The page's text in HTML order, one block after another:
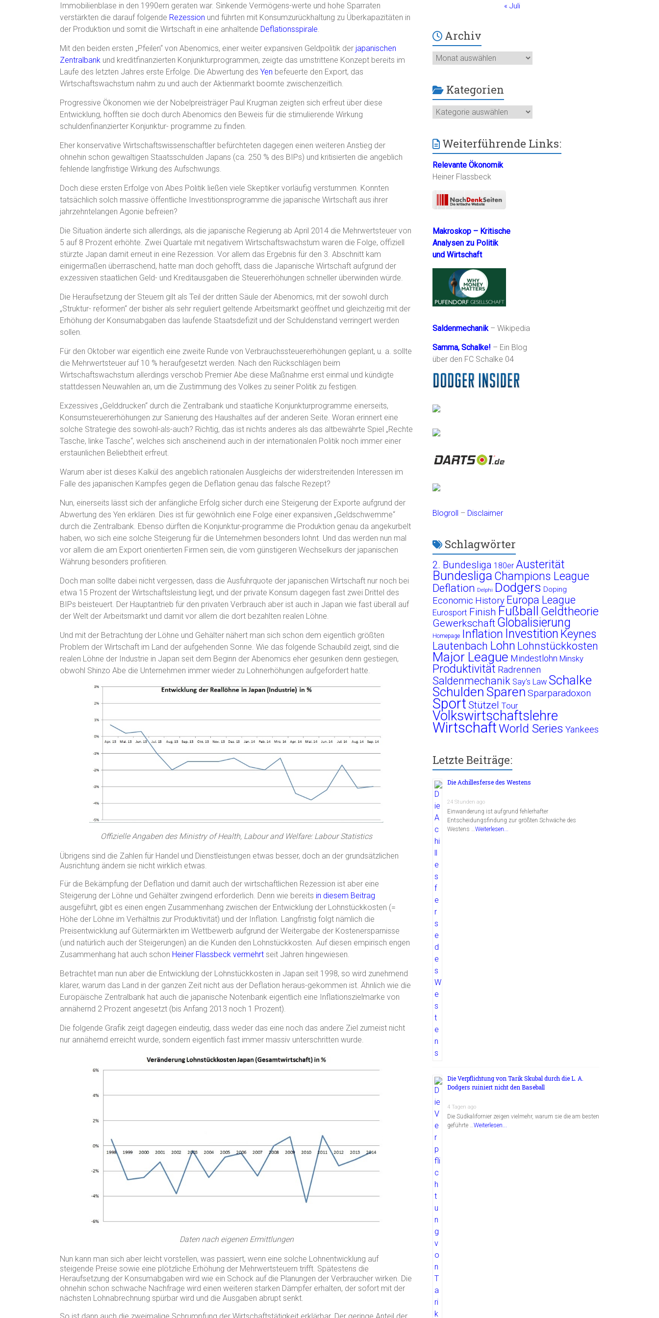
Immobilienblase in den 1990ern geraten war. Sinkende Vermögens-werte und hohe Sparraten
verstärkten die darauf folgende Rezession und führten mit Konsumzurückhaltung zu Überkapazitäten in
der Produktion und somit die Wirtschaft in eine anhaltende Deflationsspirale
Mit den beiden ersten „Pfeilen“ von Abenomics, einer weiter expansiven Geldpolitik der japanischen
Zentralbank und kreditfinanzierten Konjunkturprogrammen, zeigte das umstrittene Konzept bereits im
Laufe des letzten Jahres erste Erfolge. Die Abwertung des Yen befeuerte den Export, das
Wirtschaftswachstum nahm zu und auch der Aktienmarkt boomte zwischenzeitlich.
Progressive Ökonomen wie der Nobelpreisträger Paul Krugman zeigten sich erfreut über diese
Entwicklung, hofften sie doch durch Abenomics den Beweis für die stimulierende Wirkung
schuldenfinanzierter Konjunktur- programme zu finden.
Eher konservative Wirtschaftswissenschaftler befürchteten dagegen einen weiteren Anstieg der
ohnehin schon gewaltigen Staatsschulden Japans (ca. 250 % des BIPs) und kritisierten die angeblich
fehlende langfristige Wirkung des Aufschwungs.
Doch diese ersten Erfolge von Abes Politik ließen viele Skeptiker vorläufig verstummen. Konnten
tatsächlich solch massive öffentliche Investitionsprogramme die japanische Wirtschaft aus ihrer
jahrzehntelangen Agonie befreien?
Die Situation änderte sich allerdings, als die japanische Regierung ab April 2014 die Mehrwertsteuer von
5 auf 8 Prozent erhöhte. Zwei Quartale mit negativem Wirtschaftswachstum waren die Folge, offiziell
stürzte Japan damit erneut in eine Rezession. Vor allem das Ergebnis für den 3. Abschnitt kam
einigermaßen überraschend, hatte man doch gehofft, dass die Japanische Wirtschaft aufgrund der
exzessiven staatlichen Geld- und Kreditausgaben die Steuererhöhungen schneller überwinden würde.
Die Heraufsetzung der Steuern gilt als Teil der dritten Säule der Abenomics, mit der sowohl durch
„Struktur- reformen“ der bisher als sehr reguliert geltende Arbeitsmarkt geöffnet und gleichzeitig mit der
Erhöhung der Konsumabgaben das laufende Staatsdefizit und der Schuldenstand verringert werden
sollen.
Für den Oktober war eigentlich eine zweite Runde von Verbrauchssteuererhöhungen geplant, u. a. sollte
die Mehrwertsteuer auf 10 % heraufgesetzt werden. Nach den Rückschlägen beim
Wirtschaftswachstum allerdings verschob Premier Abe diese Maßnahme erst einmal und kündigte
stattdessen Neuwahlen an, um die Zustimmung des Volkes zu seiner Politik zu festigen.
Exzessives „Gelddrucken“ durch die Zentralbank und staatliche Konjunkturprogramme einerseits,
Konsumsteuererhöhungen zur Sanierung des Haushaltes auf der anderen Seite. Woran erinnert eine
solche Strategie des sowohl-als-auch? Richtig, das ist nichts anderes als das altbewährte Spiel „Rechte
Tasche, linke Tasche“, welches sich anscheinend auch in der internationalen Politik noch immer einer
erstaunlichen Beliebtheit erfreut.
Warum aber ist dieses Kalkül des angeblich rationalen Ausgleichs der widerstreitenden Interessen im
Falle des japanischen Kampfes gegen die Deflation genau das falsche Rezept?
Nun, einerseits lässt sich der anfängliche Erfolg sicher durch eine Steigerung der Exporte aufgrund der
Abwertung des Yen erklären. Dies ist für gewöhnlich eine Folge einer expansiven „Geldschwemme“
durch die Zentralbank. Ebenso dürften die Konjunktur-programme die Produktion genau da angekurbelt
haben, wo sich eine solche Steigerung für die Unternehmen besonders lohnt. Und das werden nun mal
vor allem die am Export orientierten Firmen sein, die vom günstigeren Wechselkurs der japanischen
Währung besonders profitieren.
Doch man sollte dabei nicht vergessen, dass die Ausfuhrquote der japanischen Wirtschaft nur noch bei
etwa 15 Prozent der Wirtschaftsleistung liegt, und der private Konsum dagegen fast zwei Drittel des
BIPs beisteuert. Der Hauptantrieb für den privaten Verbrauch aber ist auch in Japan wie fast überall auf
der Welt der Arbeitsmarkt und damit vor allem die dort bezahlten realen Löhne.
Und mit der Betrachtung der Löhne und Gehälter nähert man sich schon dem eigentlich größten
Problem der Wirtschaft im Land der aufgehenden Sonne. Wie das folgende Schaubild zeigt, sind die
realen Löhne der Industrie in Japan seit dem Beginn der Abenomics eher gesunken denn gestiegen,
obwohl Shinzo Abe die Unternehmen immer wieder zu Lohnerhöhungen aufgefordert hatte.
Offizielle Angaben des Ministry of Health, Labour and Welfare: Labour Statistics
Übrigens sind die Zahlen für Handel und Dienstleistungen etwas besser, doch an der grundsätzlichen
Ausrichtung ändern sie nicht wirklich etwas.
Für die Bekämpfung der Deflation und damit auch der wirtschaftlichen Rezession ist aber eine
Steigerung der Löhne und Gehälter zwingend erforderlich. Denn wie bereits in diesem Beitrag
ausgeführt, gibt es einen engen Zusammenhang zwischen der Entwicklung der Lohnstückkosten (=
Höhe der Löhne im Verhältnis zur Produktivität) und der Inflation. Langfristig folgt nämlich die
Preisentwicklung auf Gütermärkten im Wettbewerb aufgrund der Weitergabe der Kostenersparnisse
(und natürlich auch der Steigerungen) an die Kunden den Lohnstückkosten. Auf diesen empirisch engen
Zusammenhang hat auch schon Heiner Flassbeck vermehrt seit Jahren hingewiesen.
Betrachtet man nun aber die Entwicklung der Lohnstückkosten in Japan seit 1998, so wird zunehmend
klarer, warum das Land in der ganzen Zeit nicht aus der Deflation heraus-gekommen ist. Ähnlich wie die
Europäische Zentralbank hat auch die japanische Notenbank eigentlich eine Inflationszielmarke von
annähernd 2 Prozent angesetzt (bis Anfang 2013 noch 1 Prozent).
Die folgende Grafik zeigt dagegen eindeutig, dass weder das eine noch das andere Ziel zumeist nicht
nur annähernd erreicht wurde, sondern eigentlich fast immer massiv unterschritten wurde.
Daten nach eigenen Ermittlungen
Nun kann man sich aber leicht vorstellen, was passiert, wenn eine solche Lohnentwicklung auf
steigende Preise sowie eine plötzliche Erhöhung der Mehrwertsteuern trifft. Spätestens die
Heraufsetzung der Konsumabgaben wird wie ein Schock auf die Planungen der Verbraucher wirken. Die
ohnehin schon schwache Nachfrage wird einen weiteren starken Dämpfer erhalten, der sofort mit der
nächsten Lohnabrechnung spürbar wird und die Ausgaben abrupt senkt.
« Juli
Archiv
Archiv
Kategorien
Kategorien
Weiterführende Links:
Relevante Ökonomik
Heiner Flassbeck
Makroskop – Kritische
Analysen zu Politik
und Wirtschaft
Saldenmechanik– Wikipedia
Samma, Schalke! – Ein Blog
über den FC Schalke 04
Blogroll – Disclaimer
Schlagwörter
2. Bundesliga 180er Austerität
Bundesliga Champions League
Deflation Delphi Dodgers Doping
Economic History Europa League
Eurosport Finish Fußball Geldtheorie
Gewerkschaft Globalisierung
Homepage Inflation Investition Keynes
Lautenbach Lohn Lohnstückkosten
Major League Mindestlohn Minsky
Produktivität Radrennen
Saldenmechanik Say's Law Schalke
Schulden Sparen Sparparadoxon
Sport Stützel Tour
Volkswirtschaftslehre
WirtschaftWorld Series Yankees
Letzte Beiträge:
Die Achillesferse des Westens
24 Stunden ago
Einwanderung ist aufgrund fehlerhafter
Entscheidungsfindung zur größten Schwäche des
Westens …Weiterlesen...
Die Verpflichtung von Tarik Skubal durch die L. A.
Dodgers ruiniert nicht den Baseball
4 Tagen ago
Die Südkalifornier zeigen vielmehr, warum sie die am besten
geführte …Weiterlesen...